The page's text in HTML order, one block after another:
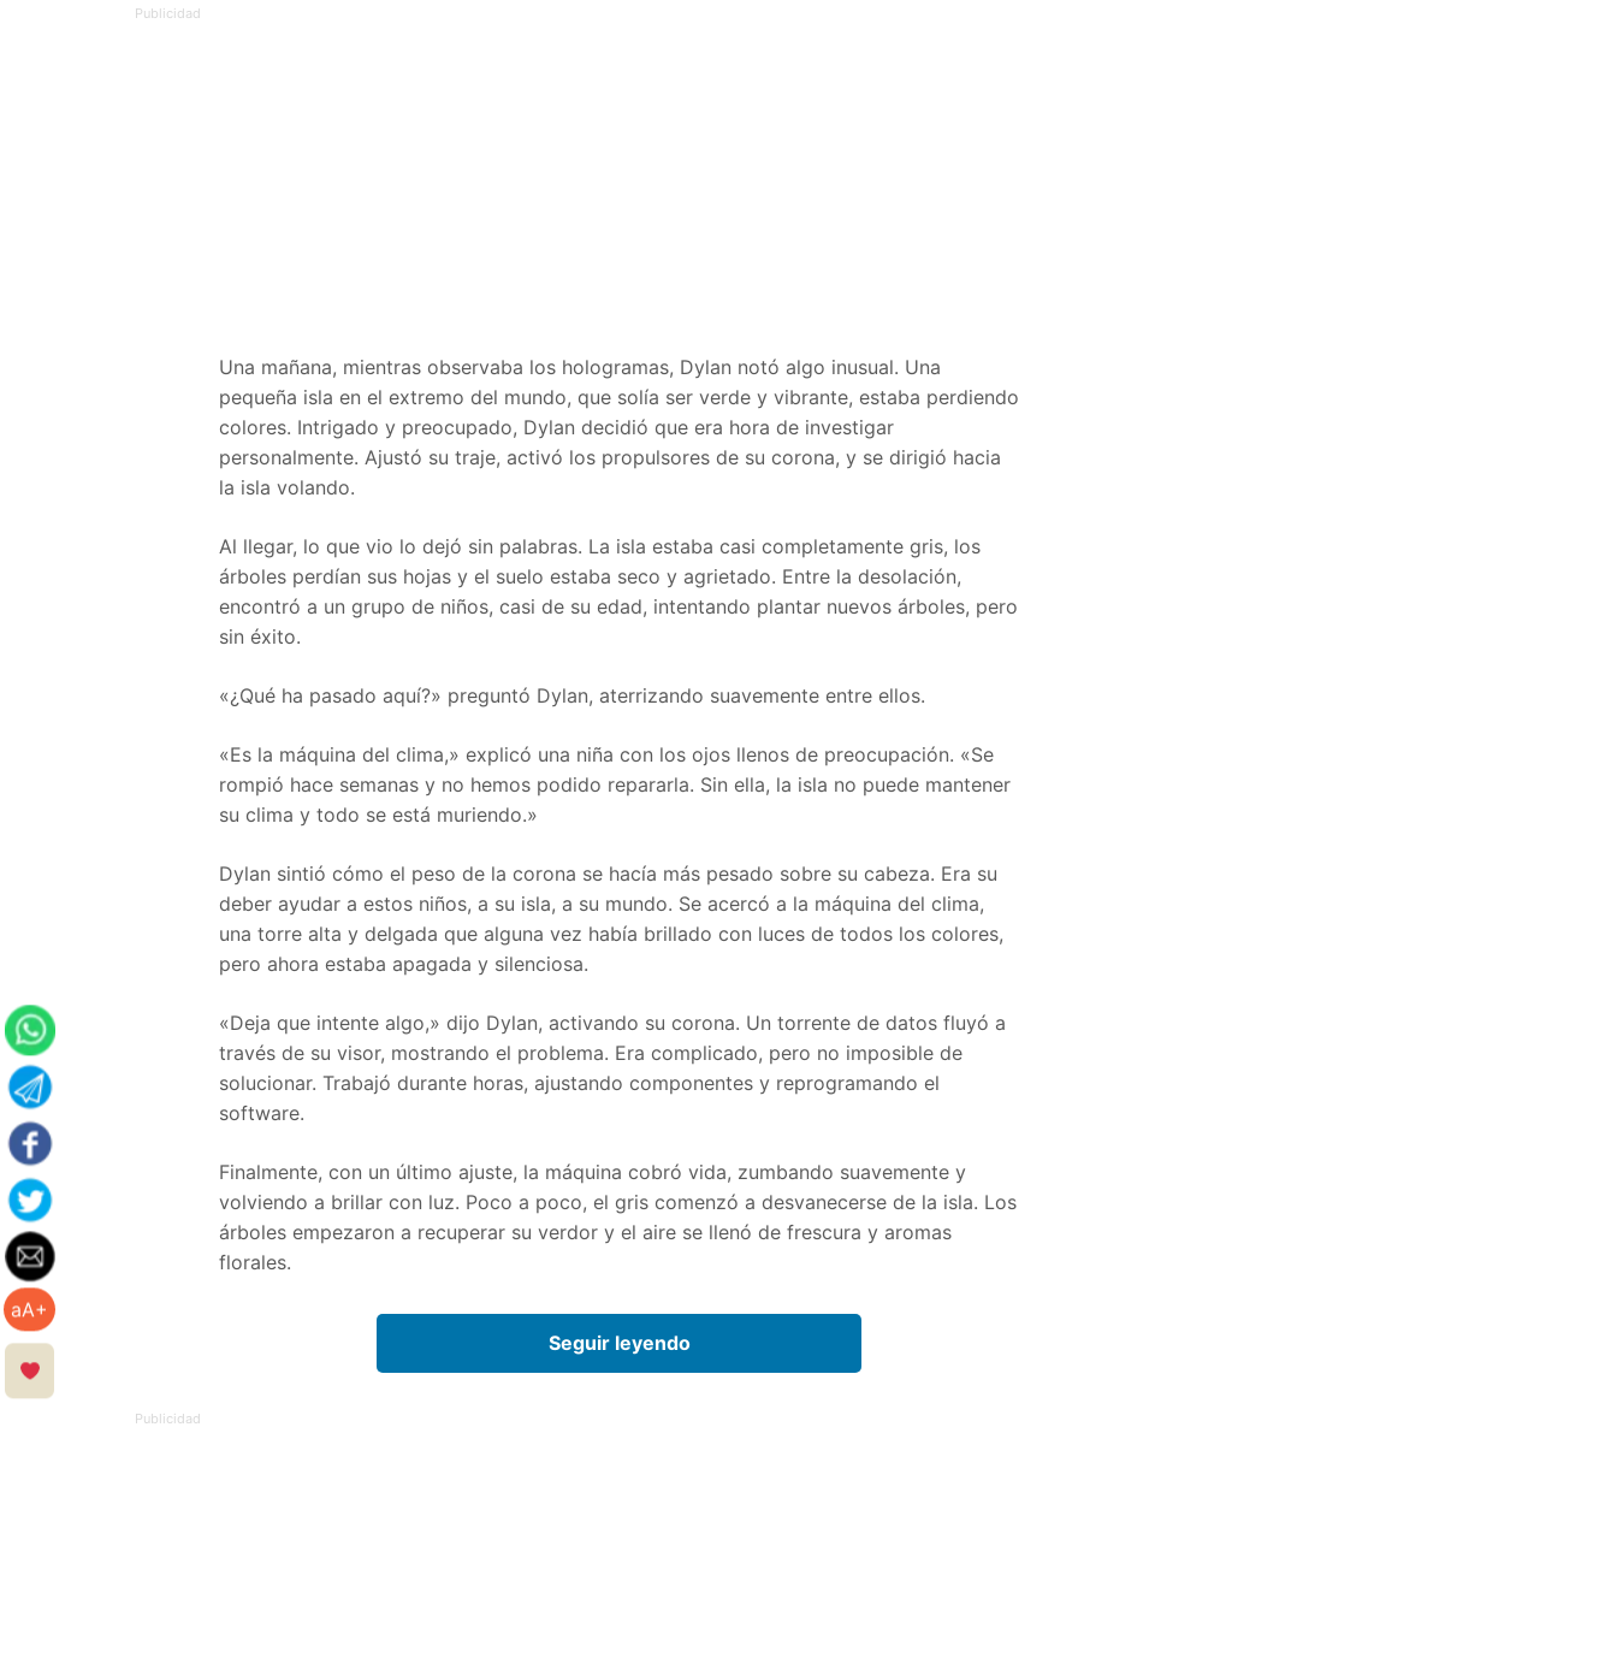
aA+
Una mañana, mientras observaba los hologramas, Dylan notó algo inusual. Una
pequeña isla en el extremo del mundo, que solía ser verde y vibrante, estaba perdiendo
colores. Intrigado y preocupado, Dylan decidió que era hora de investigar
personalmente. Ajustó su traje, activó los propulsores de su corona, y se dirigió hacia
la isla volando.
Al llegar, lo que vio lo dejó sin palabras. La isla estaba casi completamente gris, los
árboles perdían sus hojas y el suelo estaba seco y agrietado. Entre la desolación,
encontró a un grupo de niños, casi de su edad, intentando plantar nuevos árboles, pero
sin éxito.
«¿Qué ha pasado aquí?» preguntó Dylan, aterrizando suavemente entre ellos.
«Es la máquina del clima,» explicó una niña con los ojos llenos de preocupación. «Se
rompió hace semanas y no hemos podido repararla. Sin ella, la isla no puede mantener
su clima y todo se está muriendo.»
Dylan sintió cómo el peso de la corona se hacía más pesado sobre su cabeza. Era su
deber ayudar a estos niños, a su isla, a su mundo. Se acercó a la máquina del clima,
una torre alta y delgada que alguna vez había brillado con luces de todos los colores,
pero ahora estaba apagada y silenciosa.
«Deja que intente algo,» dijo Dylan, activando su corona. Un torrente de datos fluyó a
través de su visor, mostrando el problema. Era complicado, pero no imposible de
solucionar. Trabajó durante horas, ajustando componentes y reprogramando el
software.
Finalmente, con un último ajuste, la máquina cobró vida, zumbando suavemente y
volviendo a brillar con luz. Poco a poco, el gris comenzó a desvanecerse de la isla. Los
árboles empezaron a recuperar su verdor y el aire se llenó de frescura y aromas
florales.
Seguir leyendo